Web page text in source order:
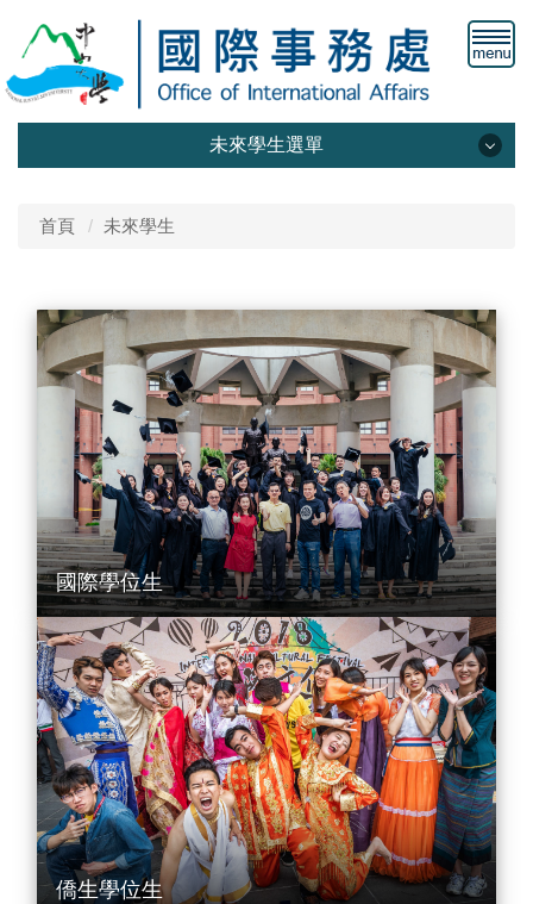
未來學生選單
陸籍學位生
境外交換生
境外訪問生
首頁 未來學生
國際學位生
僑生學位生